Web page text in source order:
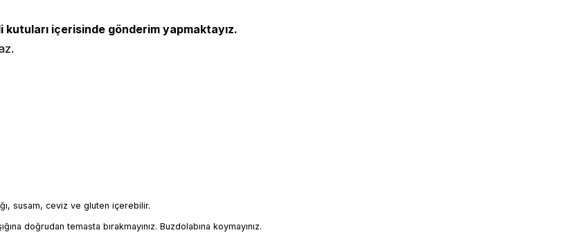
kutuları içerisinde gönderim yapmaktayız.
susam, ceviz ve gluten içerebilir.
doğrudan temasta bırakmayınız. Buzdolabına koymayınız.